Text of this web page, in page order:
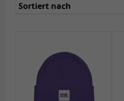
Sortiert nach